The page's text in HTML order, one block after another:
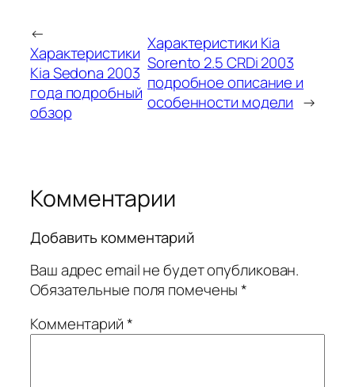
←
Характеристики
Kia Sedona 2003
года подробный
обзор
Характеристики Kia
Sorento 2.5 CRDi 2003
подробное описание и
особенности модели →
Комментарии
Добавить комментарий
Ваш адрес email не будет опубликован.
Обязательные поля помечены*
Комментарий*